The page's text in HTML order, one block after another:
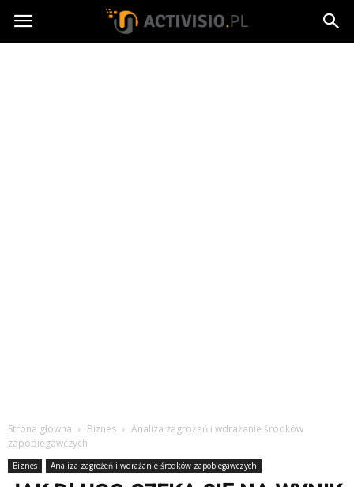
Activisio.pl
Strona główna Biznes
Analiza zagrożeń i wdrażanie środków
zapobiegawczych
Biznes Analiza zagrożeń i wdrażanie środków zapobiegawczych